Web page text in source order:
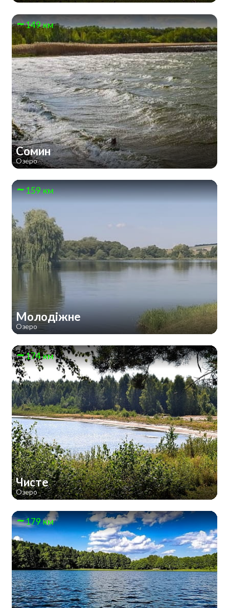
149 км
Сомин
Озеро
159 км
Молодіжне
Озеро
174 км
Чисте
Озеро
179 км